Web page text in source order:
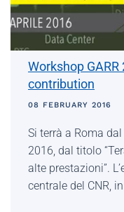
Workshop
contribution
08 FEBRUARY 2016
Si terrà a Roma
2016, dal titolo
alte prestazioni”.
centrale del CNR,